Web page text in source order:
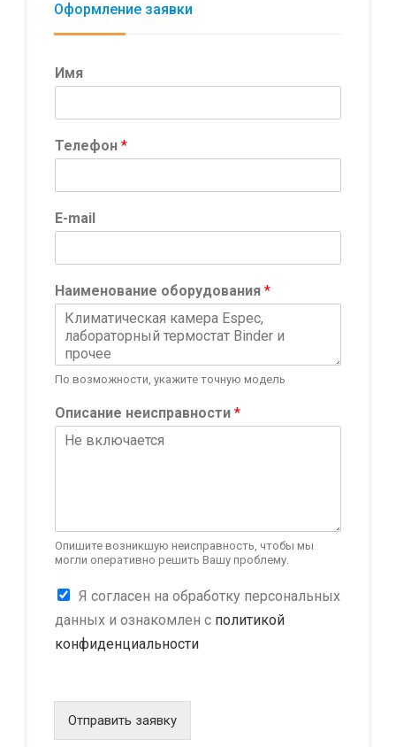
Оформление заявки
Имя
Телефон *
E-mail
Наименование оборудования *
По возможности, укажите точную модель
Описание неисправности *
Опишите возникшую неисправность, чтобы мы
могли оперативно решить Вашу проблему.
W
e
b
s
К
н
ф
е
Я согласен на обработку персональных
данных и ознакомлен с политикой
конфиденциальности
Отправить заявку